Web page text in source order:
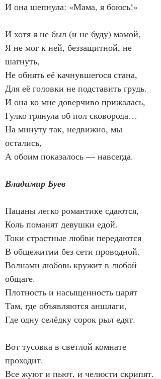
И она шепнула: «Мама, я боюсь!»
И хотя я не был (и не буду) мамой,
Я не мог к ней, беззащитной, не
шагнуть,
Не обнять её качнувшегося стана,
Для её головки не подставить грудь.
И она ко мне доверчиво прижалась,
Гулко грянула об пол сковорода…
На минуту так, недвижно, мы
остались,
А обоим показалось — навсегда.
Владимир Буев
Пацаны легко романтике сдаются,
Коль поманят девушки едой.
Токи страстные любви передаются
В общежитии без сети проводной.
Волнами любовь кружит в любой
общаге.
Плотность и насыщенность царят
Там, где объявляются аншлаги,
Где одну селёдку сорок рыл едят.
Вот тусовка в светлой комнате
проходит.
Все жуют и пьют, и челюсти скрипят.